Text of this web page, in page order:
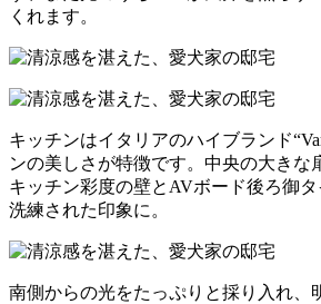
くれます。
キッチンはイタリアのハイブランド
ンの美しさが特徴です。中央の大きな
キッチン彩度の壁とAVボード後ろ御
洗練された印象に。
南側からの光をたっぷりと採り入れ、